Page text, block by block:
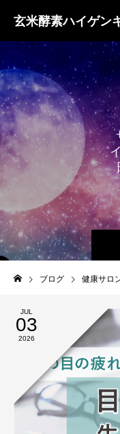
玄米酵素ハイゲン
ブログ 健康サロ
JUL
03
2026